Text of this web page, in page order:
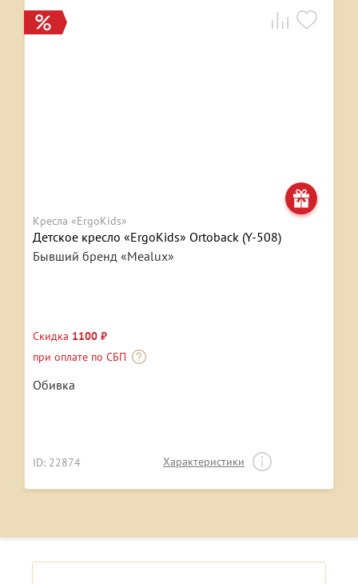
Кресла «ErgoKids»
Детское кресло «ErgoKids» Ortoback (Y-508)
Бывший бренд «Mealux»
Скидка 1100 ₽
при оплате по СБП
Обивка
ID: 22874 Характеристики